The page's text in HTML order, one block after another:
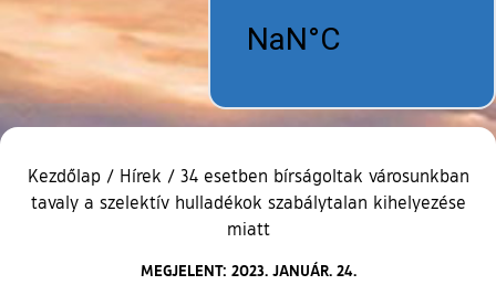
Kezdőlap / Hírek / 34 esetben bírságoltak városunkban
tavaly a szelektív hulladékok szabálytalan kihelyezése
miatt
MEGJELENT: 2023. JANUÁR. 24.